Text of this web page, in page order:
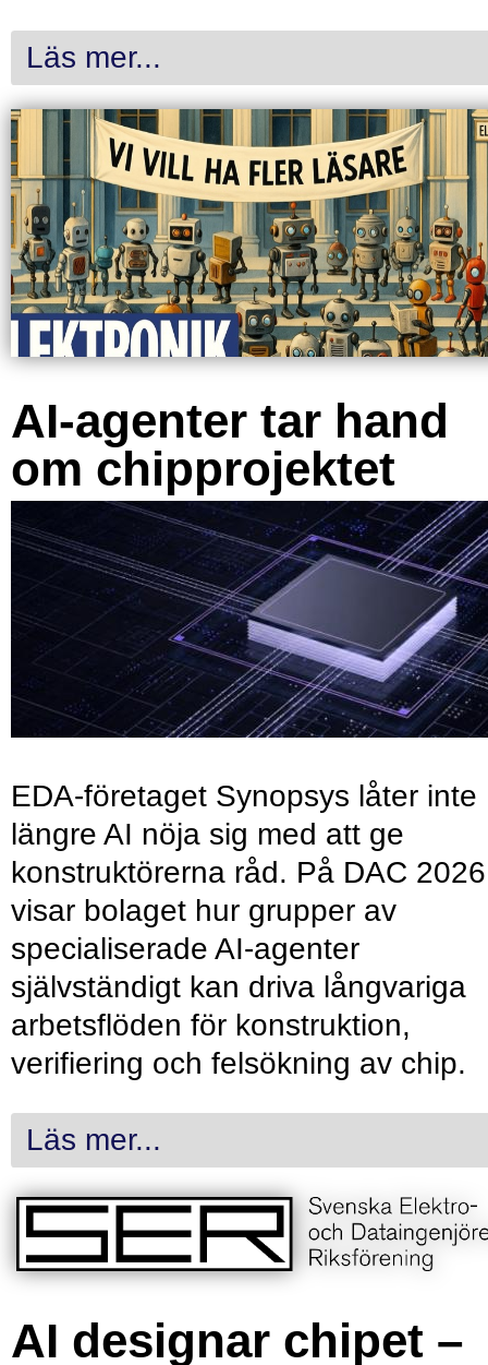
Läs mer...
AI-agenter tar hand
om chipprojektet
EDA-företaget Synopsys låter inte
längre AI nöja sig med att ge
konstruktörerna råd. På DAC 2026
visar bolaget hur grupper av
specialiserade AI-agenter
självständigt kan driva långvariga
arbetsflöden för konstruktion,
verifiering och felsökning av chip.
Läs mer...
AI designar chipet –